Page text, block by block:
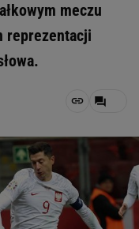
meczu
reprezentacji